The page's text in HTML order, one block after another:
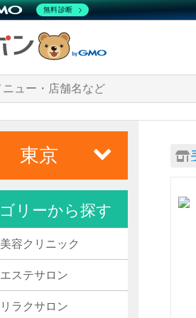
東京
リーから探す
美容クリニック
エステサロン
リラクサロン
無料診断